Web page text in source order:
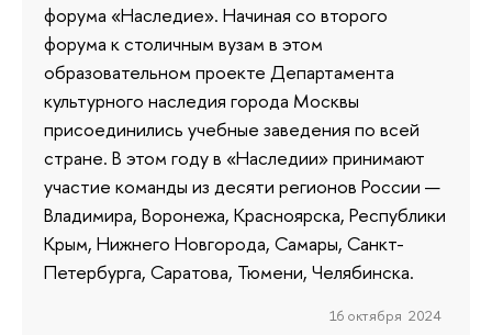
форума «Наследие». Начиная со второго
форума к столичным вузам в этом
образовательном проекте Департамента
культурного наследия города Москвы
присоединились учебные заведения по всей
стране. В этом году в «Наследии» принимают
участие команды из десяти регионов России —
Владимира, Воронежа, Красноярска, Республики
Крым, Нижнего Новгорода, Самары, Санкт-
Петербурга, Саратова, Тюмени, Челябинска.
16 октября 2024